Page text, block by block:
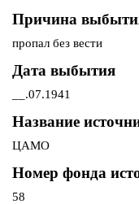
Причина
пропал без вести
Дата выбытия
__.07.1941
Название
ЦАМО
Номер фонда
58